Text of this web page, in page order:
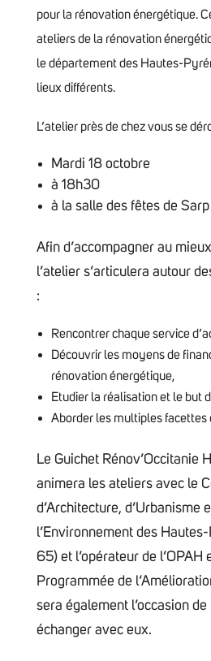
pour la rénovation énergétique.
ateliers de la rénovation
le département des Hautes-
lieux différents.
L’atelier près de chez vous se
Mardi 18 octobre
à 18h30
à la salle des fêtes de Sarp
Afin d’accompagner au
l’atelier s’articulera autour
:
Rencontrer chaque service
Découvrir les moyens de
rénovation énergétique,
Etudier la réalisation et le but
Aborder les multiples facettes
Le Guichet Rénov’Occitanie
animera les ateliers avec le
d’Architecture, d’Urbanisme
l’Environnement des
65) et l’opérateur de l’OPAH
Programmée de
sera également l’occasion
échanger avec eux.